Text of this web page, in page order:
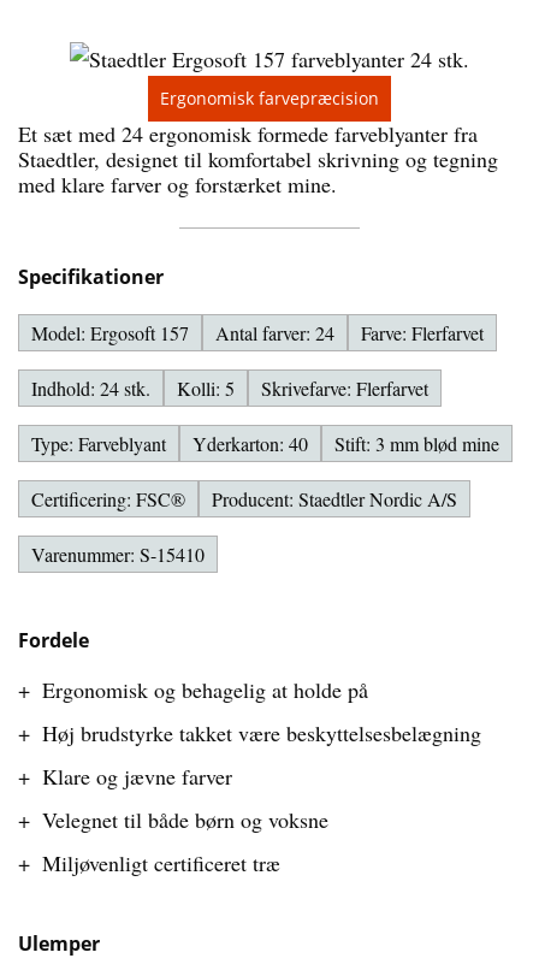
Ergonomisk farvepræcision
Et sæt med 24 ergonomisk formede farveblyanter fra
Staedtler, designet til komfortabel skrivning og tegning
med klare farver og forstærket mine.
Fordele
Ergonomisk og behagelig at holde på
Høj brudstyrke takket være beskyttelsesbelægning
Klare og jævne farver
Velegnet til både børn og voksne
Miljøvenligt certificeret træ
Ulemper
Specifikationer
Model: Ergosoft 157 Antal farver: 24 Farve: Flerfarvet
Indhold: 24 stk. Kolli: 5 Skrivefarve: Flerfarvet
Type: Farveblyant Yderkarton: 40 Stift: 3 mm blød mine
Certificering: FSC® Producent: Staedtler Nordic A/S
Varenummer: S-15410